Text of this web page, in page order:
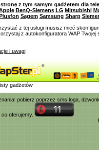
z tym samym gadżetem dla
BenQ-Siemens LG Mitsubishi
Sagem Samsung Sharp
z tej usługi musisz mieć
z autokonfiguratora WAP Twojej
i uwagi
gadżetów
pobierz poprzez sms loga,
oferujemy.